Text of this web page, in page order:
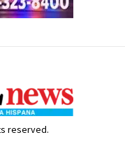
reserved.